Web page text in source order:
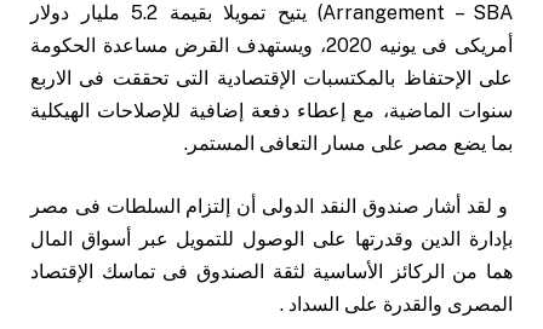
Arrangement – SBA) يتيح تمويلا بقيمة 5.2 مليار دولار
أمريكى فى يونيه 2020، ويستهدف القرض مساعدة الحكومة
على الإحتفاظ بالمكتسبات الإقتصادية التى تحققت فى الاربع
سنوات الماضية، مع إعطاء دفعة إضافية للإصلاحات الهيكلية
بما يضع مصر على مسار التعافى المستمر.
و لقد أشار صندوق النقد الدولى أن إلتزام السلطات فى مصر
بإدارة الدين وقدرتها على الوصول للتمويل عبر أسواق المال
هما من الركائز الأساسية لثقة الصندوق فى تماسك الإقتصاد
المصرى والقدرة على السداد .